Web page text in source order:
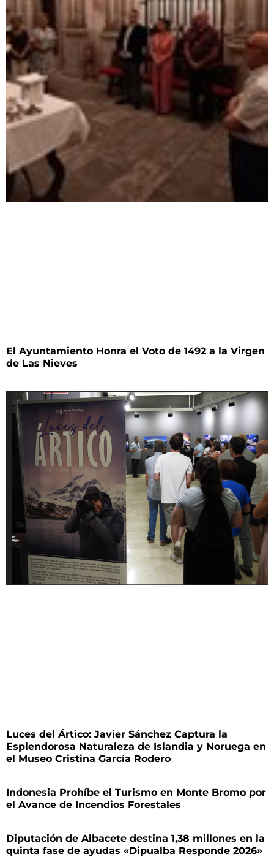
El Ayuntamiento Honra el Voto de 1492 a la Virgen
de Las Nieves
Luces del Ártico: Javier Sánchez Captura la
Esplendorosa Naturaleza de Islandia y Noruega en
el Museo Cristina García Rodero
Indonesia Prohíbe el Turismo en Monte Bromo por
el Avance de Incendios Forestales
Diputación de Albacete destina 1,38 millones en la
quinta fase de ayudas «Dipualba Responde 2026»